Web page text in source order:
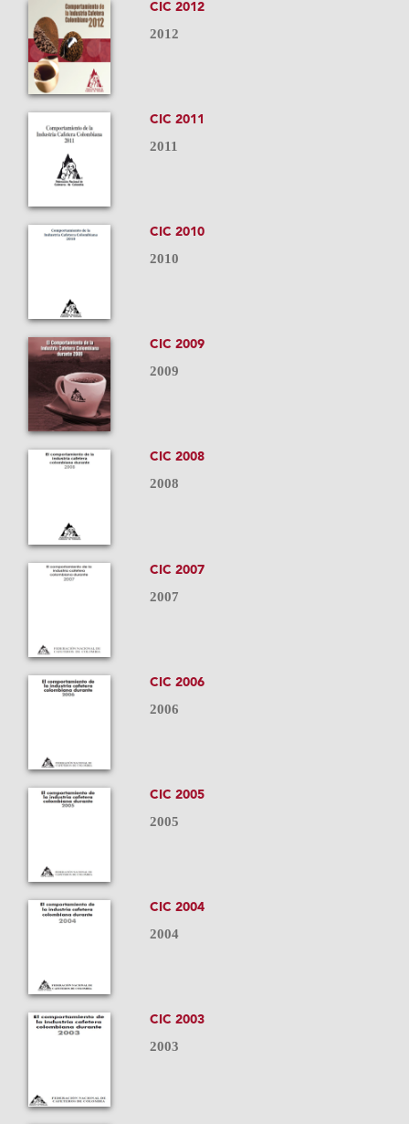
CIC 2012
2012
CIC 2011
2011
CIC 2010
2010
CIC 2009
2009
CIC 2008
2008
CIC 2007
2007
CIC 2006
2006
CIC 2005
2005
CIC 2004
2004
CIC 2003
2003